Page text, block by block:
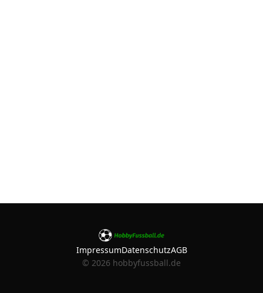
ImpressumDatenschutzAGB
© 2026 hobbyfussball.de